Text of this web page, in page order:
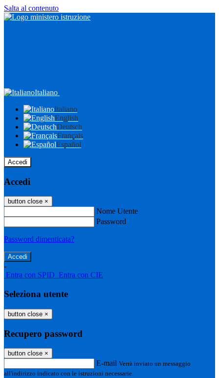
Salta al contenuto
Italiano
Italiano
English
Deutsch
Français
Español
Accedi
Accedi
button close ×
Nome Utente
Password
Password dimenticata?
-
Entra con SPID Entra con CIE
Seleziona utente
button close ×
Recupero password
button close ×
E-mail Verrà inviato un messaggio
all'indirizzo indicato con le istruzioni necessarie.